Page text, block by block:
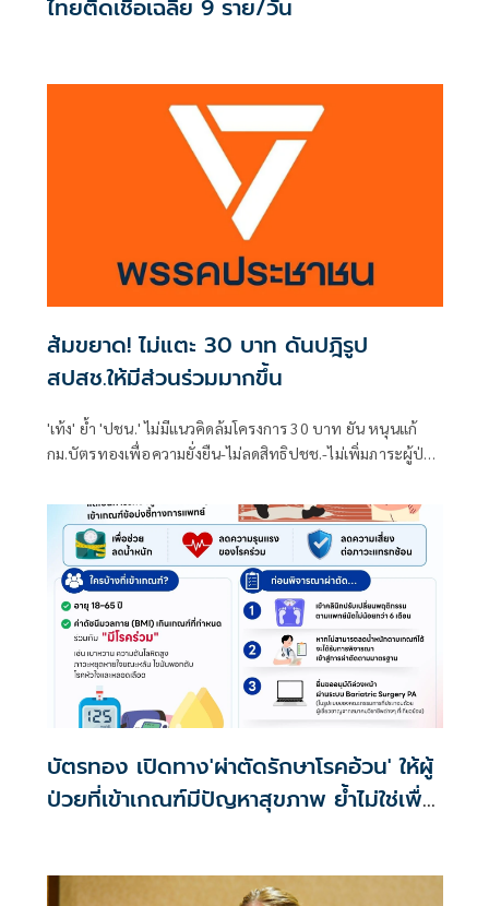
ไทยติดเชื้อเฉลี่ย 9 ราย/วัน
ส้มขยาด! ไม่แตะ 30 บาท ดันปฎิรูป
สปสช.ให้มีส่วนร่วมมากขึ้น
'เท้ง' ย้ำ 'ปชน.' ไม่มีแนวคิดล้มโครงการ 30 บาท ยัน หนุนแก้
กม.บัตรทองเพื่อความยั่งยืน-ไม่ลดสิทธิปชช.-ไม่เพิ่มภาระผู้ป่วย
มากขึ้น
บัตรทอง เปิดทาง'ผ่าตัดรักษาโรคอ้วน' ให้ผู้
ป่วยที่เข้าเกณฑ์มีปัญหาสุขภาพ ย้ำไม่ใช่เพื่อ